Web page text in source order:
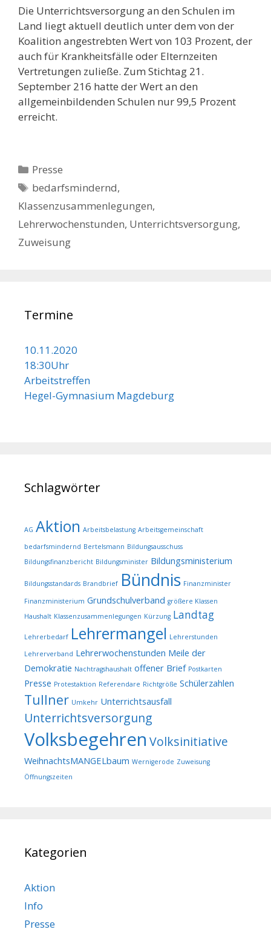
Die Unterrichtsversorgung an den Schulen im
Land liegt aktuell deutlich unter dem von der
Koalition angestrebten Wert von 103 Prozent, der
auch für Krankheitsfälle oder Elternzeiten
Vertretungen zuließe. Zum Stichtag 21.
September 216 hatte der Wert an den
allgemeinbildenden Schulen nur 99,5 Prozent
erreicht.
Kategorien
Presse
Schlagwörter
bedarfsmindernd,
Klassenzusammenlegungen,
Lehrerwochenstunden, Unterrichtsversorgung,
Zuweisung
Termine
10.11.2020
18:30Uhr
Arbeitstreffen
Hegel-Gymnasium Magdeburg
Schlagwörter
AG Aktion Arbeitsbelastung Arbeitsgemeinschaft
bedarfsmindernd Bertelsmann Bildungsausschuss
Bildungsfinanzbericht Bildungsminister Bildungsministerium
Bildungsstandards Brandbrief Bündnis Finanzminister
Finanzministerium Grundschulverband größere Klassen
Haushalt Klassenzusammenlegungen Kürzung Landtag
Lehrerbedarf Lehrermangel Lehrerstunden
Lehrerverband Lehrerwochenstunden Meile der
Demokratie Nachtragshaushalt offener Brief Postkarten
Presse Protestaktion Referendare Richtgröße Schülerzahlen
Tullner Umkehr Unterrichtsausfall
Unterrichtsversorgung
Volksbegehren Volksinitiative
WeihnachtsMANGELbaum Wernigerode Zuweisung
Öffnungszeiten
Kategorien
Aktion
Info
Presse